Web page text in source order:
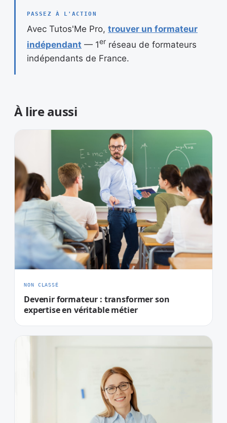
PASSEZ À L'ACTION
Avec Tutos'Me Pro, trouver un formateur
indépendant — 1er réseau de formateurs
indépendants de France.
À lire aussi
NON CLASSÉ
Devenir formateur : transformer son
expertise en véritable métier